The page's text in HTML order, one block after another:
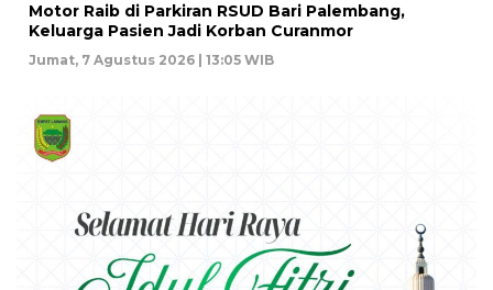
Motor Raib di Parkiran RSUD Bari Palembang,
Keluarga Pasien Jadi Korban Curanmor
Jumat, 7 Agustus 2026 | 13:05 WIB